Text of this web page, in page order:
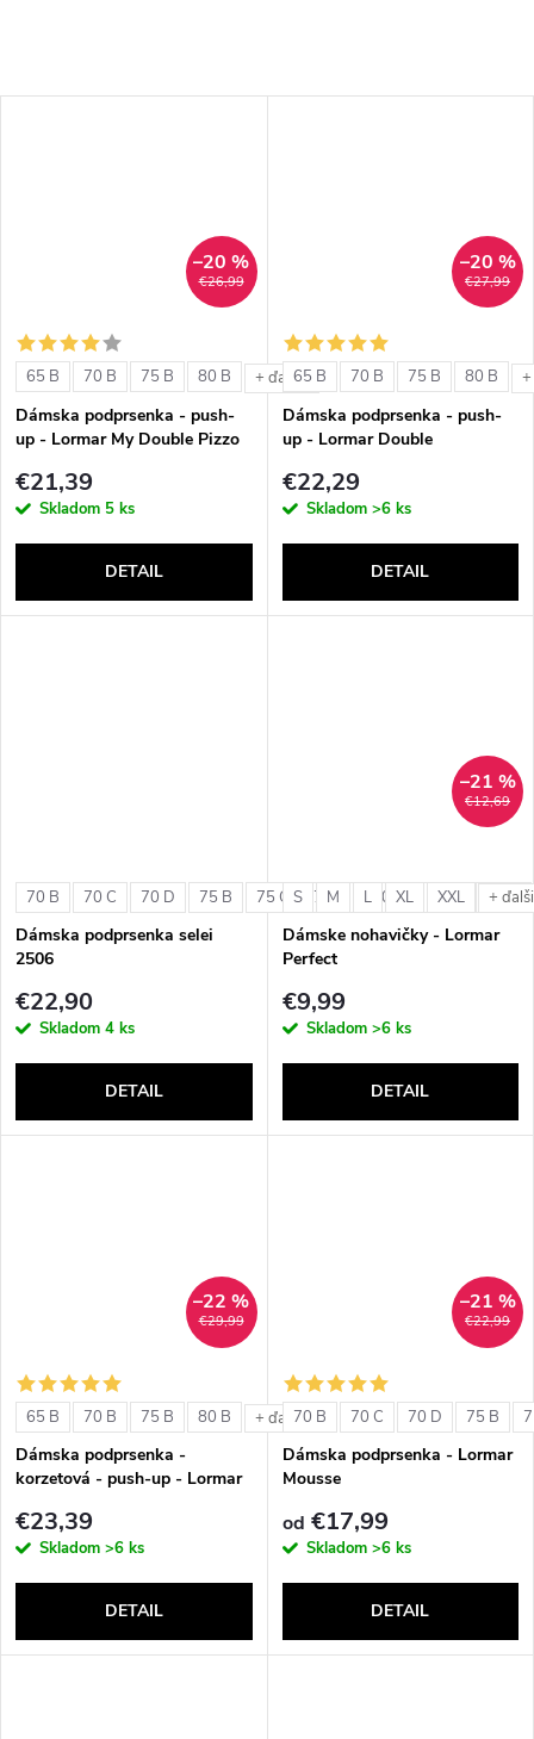
€26,99
–20 %
65 B 70 B 75 B 80 B + ďalšie
Dámska podprsenka - push-
up - Lormar My Double Pizzo
€21,39
Skladom 5 ks
DETAIL
€27,99
–20 %
65 B 70 B 75 B 80 B
Dámska podprsenka - push-
up - Lormar Double
€22,29
Skladom >6 ks
DETAIL
70 B 70 C 70 D 75 B 75 C 75 D 80 B 80 C 80 D
Dámska podprsenka selei
2506
€22,90
Skladom 4 ks
DETAIL
€12,69
–21 %
S M L XL XXL +
Dámske nohavičky - Lormar
Perfect
€9,99
Skladom >6 ks
DETAIL
€29,99
–22 %
65 B 70 B 75 B 80 B + ďalšie
Dámska podprsenka -
korzetová - push-up - Lormar
€23,39
Skladom >6 ks
DETAIL
€22,99
–21 %
70 B 70 C 70 D 75 B
Dámska podprsenka - Lormar
Mousse
od €17,99
Skladom >6 ks
DETAIL